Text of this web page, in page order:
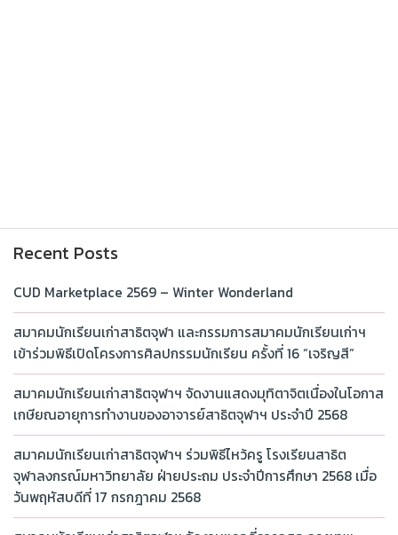
Recent Posts
CUD Marketplace 2569 – Winter Wonderland
สมาคมนักเรียนเก่าสาธิตจุฬา และกรรมการสมาคมนักเรียนเก่าฯ
เข้าร่วมพิธีเปิดโครงการศิลปกรรมนักเรียน ครั้งที่ 16 “เจริญสี”
สมาคมนักเรียนเก่าสาธิตจุฬาฯ จัดงานแสดงมุทิตาจิตเนื่องในโอกาส
เกษียณอายุการทำงานของอาจารย์สาธิตจุฬาฯ ประจำปี 2568
สมาคมนักเรียนเก่าสาธิตจุฬาฯ ร่วมพิธีไหว้ครู โรงเรียนสาธิต
จุฬาลงกรณ์มหาวิทยาลัย ฝ่ายประถม ประจำปีการศึกษา 2568 เมื่อ
วันพฤหัสบดีที่ 17 กรกฎาคม 2568